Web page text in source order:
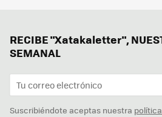
RECIBE "Xatakaletter",
SEMANAL
Suscribiéndote aceptas nuestra